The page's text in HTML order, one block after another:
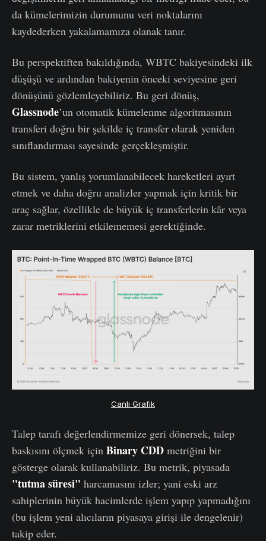
da kümelerimizin durumunu veri noktalarını
kaydederken yakalamamıza olanak tanır.
Bu perspektiften bakıldığında, WBTC bakiyesindeki ilk
düşüşü ve ardından bakiyenin önceki seviyesine geri
dönüşünü gözlemleyebiliriz. Bu geri dönüş,
Glassnode’un otomatik kümelenme algoritmasının
transferi doğru bir şekilde iç transfer olarak yeniden
sınıflandırması sayesinde gerçekleşmiştir.
Bu sistem, yanlış yorumlanabilecek hareketleri ayırt
etmek ve daha doğru analizler yapmak için kritik bir
araç sağlar, özellikle de büyük iç transferlerin kâr veya
zarar metriklerini etkilememesi gerektiğinde.
Canlı Grafik
Talep tarafı değerlendirmemize geri dönersek, talep
baskısını ölçmek için Binary CDD metriğini bir
gösterge olarak kullanabiliriz. Bu metrik, piyasada
"tutma süresi" harcamasını izler; yani eski arz
sahiplerinin büyük hacimlerde işlem yapıp yapmadığını
(bu işlem yeni alıcıların piyasaya girişi ile dengelenir)
takip eder.